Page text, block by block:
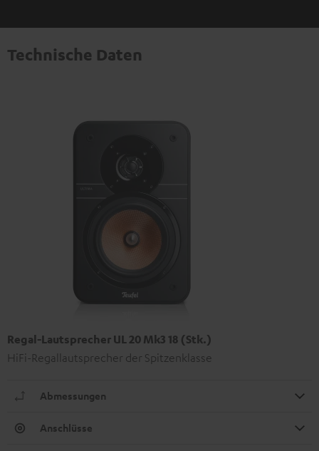
Technische Daten
Regal-Lautsprecher UL 20 Mk3 18 (Stk.)
HiFi-Regallautsprecher der Spitzenklasse
Abmessungen
Anschlüsse